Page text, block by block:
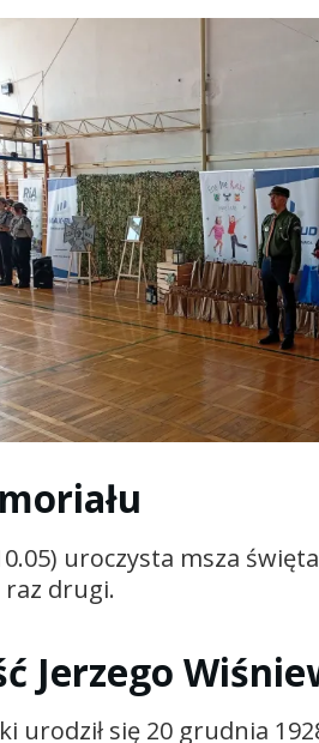
uroczysta msza
raz drugi.
Jerzego
urodził się 20 grudnia